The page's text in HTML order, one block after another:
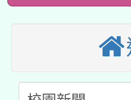
年度健康
業成長研習
本館辦理
暨閱讀推
科技賦能─
A3數位素
「數位內容